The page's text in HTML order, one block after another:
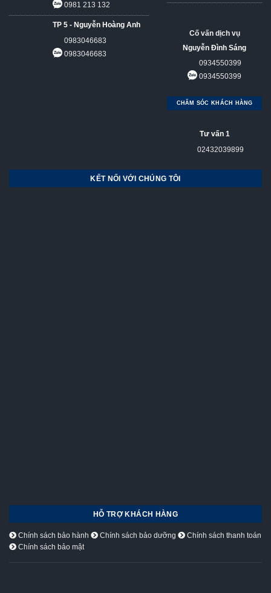
0981 213 132
TP 5 - Nguyễn Hoàng Anh
0983046683
0983046683
Cố vấn dịch vụ
Nguyễn Đình Sáng
0934550399
0934550399
CHĂM SÓC KHÁCH HÀNG
Tư vấn 1
02432039899
KẾT NỐI VỚI CHÚNG TÔI
HỖ TRỢ KHÁCH HÀNG
Chính sách bảo hành Chính sách bảo dưỡng
Chính sách thanh toán
Chính sách bảo mật